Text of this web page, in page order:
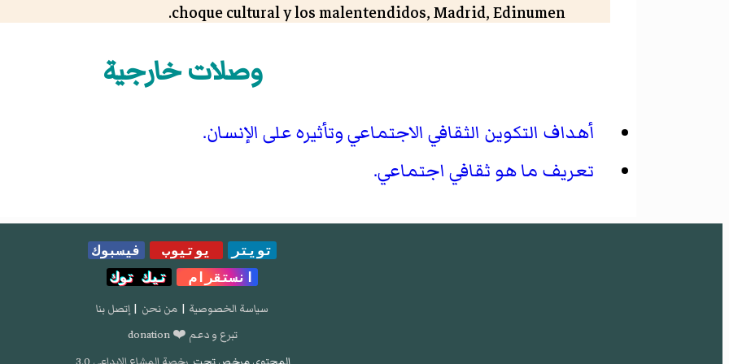
choque cultural y los malentendidos, Madrid, Edinumen.
comunicativas cara a cara. Madrid, Frankfurt am Main: Vervuert, Iberoamericana.
Rodrigo Alsina, M. (1999) La comunicación intercultural, Barcelona, Anthropos.
multiculturales, Granada, Churriana de la Vega
وصلات خارجية
أهداف التكوين الثقافي الاجتماعي وتأثيره على الإنسان.
تعريف ما هو ثقافي اجتماعي.
تويتر يوتيوب
فيسبوك
انستقرام
تيك توك
سياسة الخصوصية | من نحن | إتصل بنا
تبرع و دعم ❤️ donation